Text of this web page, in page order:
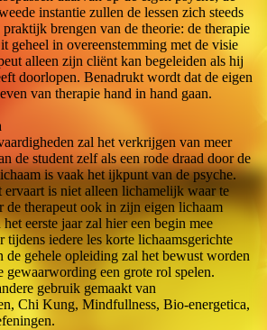
instantie zullen de lessen zich steeds
brengen van de theorie: de therapie
geheel in overeenstemming met de visie
alleen zijn cliënt kan begeleiden als hij
doorlopen. Benadrukt wordt dat de eigen
van therapie hand in hand gaan.
zal het verkrijgen van meer
de student zelf als een rode draad door de
is vaak het ijkpunt van de psyche.
is niet alleen lichamelijk waar te
de therapeut ook in zijn eigen lichaam
eerste jaar zal hier een begin mee
tijdens iedere les korte lichaamsgerichte
de gehele opleiding zal het bewust worden
gewaarwording een grote rol spelen.
gebruik gemaakt van
Chi Kung, Mindfullness, Bio-energetica,